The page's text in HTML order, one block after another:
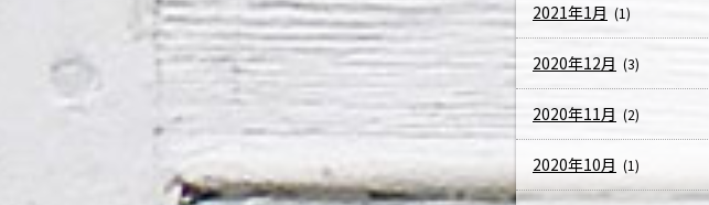
2021年1月 (1)
2020年12月 (3)
2020年11月 (2)
2020年10月 (1)